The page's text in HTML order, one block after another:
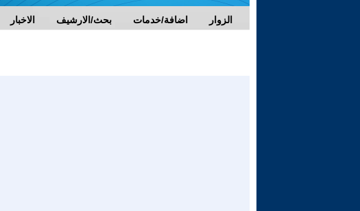
الاخبار بحث/الارشيف اضافة/خدمات الزوار